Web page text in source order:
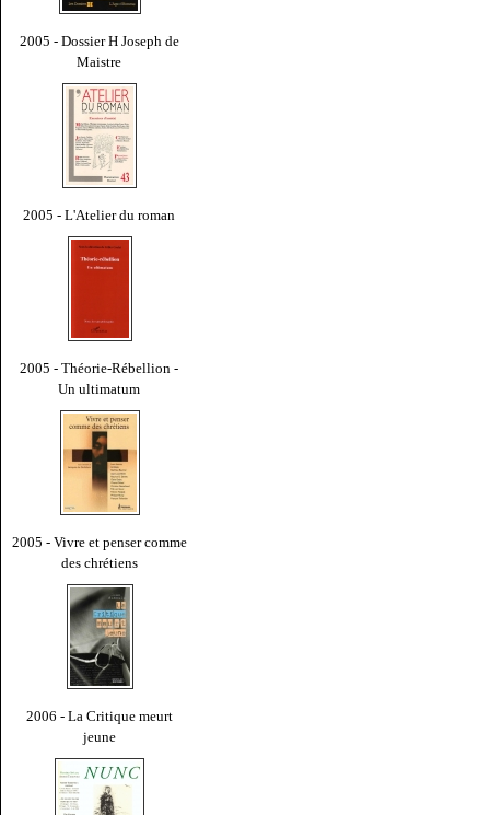
2005 - Dossier H Joseph de
Maistre
2005 - L'Atelier du roman
2005 - Théorie-Rébellion -
Un ultimatum
2005 - Vivre et penser comme
des chrétiens
2006 - La Critique meurt
jeune